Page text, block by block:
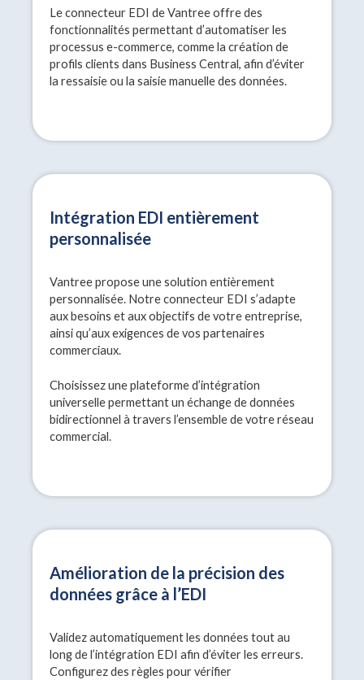
Le connecteur EDI de Vantree offre des
fonctionnalités permettant d’automatiser les
processus e-commerce, comme la création de
profils clients dans Business Central, afin d’éviter
la ressaisie ou la saisie manuelle des données.
Intégration EDI entièrement
personnalisée
Vantree propose une solution entièrement
personnalisée. Notre connecteur EDI s’adapte
aux besoins et aux objectifs de votre entreprise,
ainsi qu’aux exigences de vos partenaires
commerciaux.
Choisissez une plateforme d’intégration
universelle permettant un échange de données
bidirectionnel à travers l’ensemble de votre réseau
commercial.
Amélioration de la précision des
données grâce à l’EDI
Validez automatiquement les données tout au
long de l’intégration EDI afin d’éviter les erreurs.
Configurez des règles pour vérifier